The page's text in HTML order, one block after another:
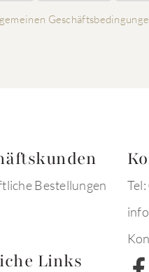
Bestellungen
Links